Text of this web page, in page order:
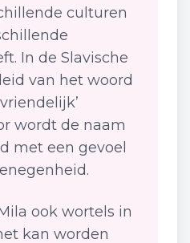
culturen
In de Slavische
van het woord
wordt de naam
met een gevoel
ook wortels in
kan worden